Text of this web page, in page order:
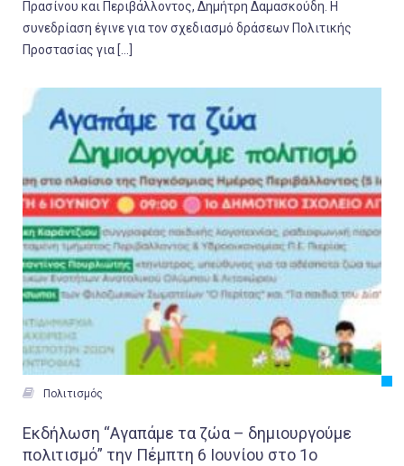
Πρασίνου και Περιβάλλοντος, Δημήτρη Δαμασκούδη. Η
συνεδρίαση έγινε για τον σχεδιασμό δράσεων Πολιτικής
Προστασίας για […]
 Πολιτισμός
Εκδήλωση “Αγαπάμε τα ζώα – δημιουργούμε
πολιτισμό” την Πέμπτη 6 Ιουνίου στο 1ο